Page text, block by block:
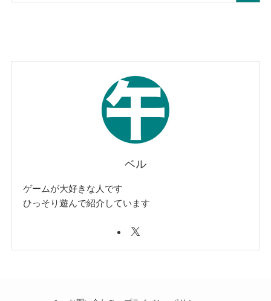
ベル
ゲームが大好きな人です
ひっそり遊んで紹介しています